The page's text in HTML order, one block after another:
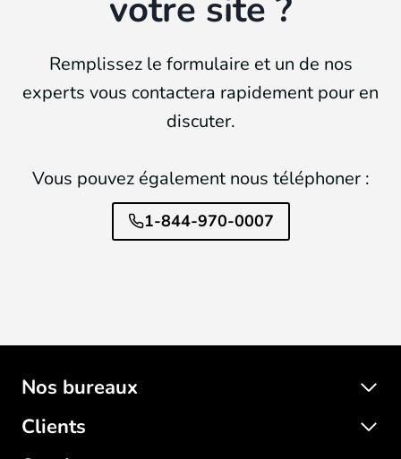
votre site ?
Remplissez le formulaire et un de nos
experts vous contactera rapidement pour en
discuter.
Vous pouvez également nous téléphoner :
1-844-970-0007
Nos bureaux
Clients